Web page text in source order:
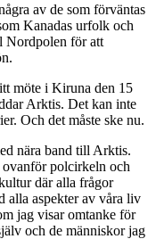
av de som förväntas
Kanadas urfolk och
Nordpolen för att
möte i Kiruna den 15
Arktis. Det kan inte
Och det måste ske nu.
nära band till Arktis.
polcirkeln och
där alla frågor
alla aspekter av våra liv
jag visar omtanke för
och de människor jag